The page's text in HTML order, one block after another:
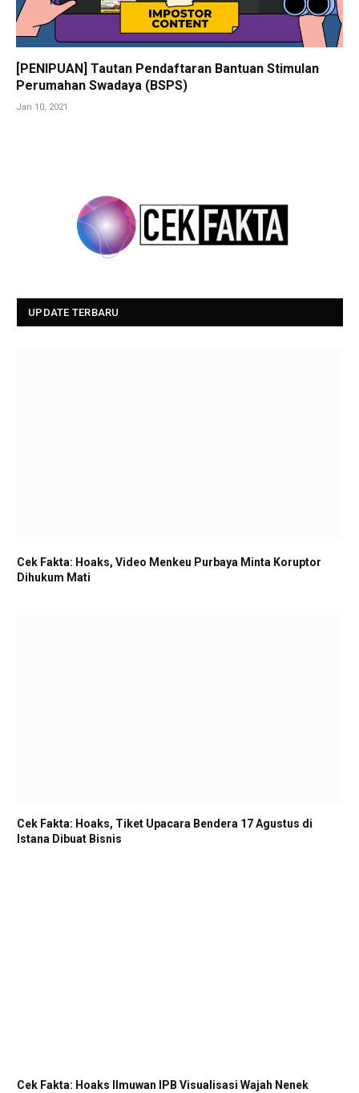
[PENIPUAN] Tautan Pendaftaran Bantuan Stimulan
Perumahan Swadaya (BSPS)
Jan 10, 2021
UPDATE TERBARU
Cek Fakta: Hoaks, Video Menkeu Purbaya Minta Koruptor
Dihukum Mati
Cek Fakta: Hoaks, Tiket Upacara Bendera 17 Agustus di
Istana Dibuat Bisnis
Cek Fakta: Hoaks Ilmuwan IPB Visualisasi Wajah Nenek